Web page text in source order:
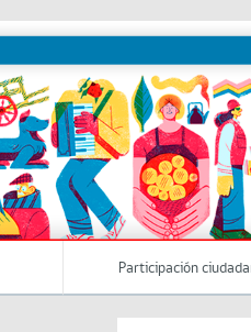
Participación